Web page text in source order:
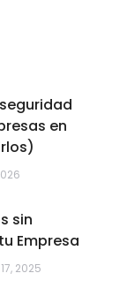
en
sin
Empresa
2025